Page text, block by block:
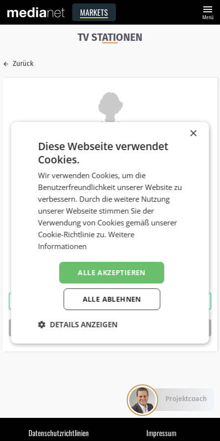
MARKETS menu
Menü
TV STATIONEN
Zurück
Name
Verkaufsteam IP Österreich
E-Mail
verkauf@ip.at
Funktion
Verkauf
Telefonnummer
Verkaufsteam IP Österreichkontaktieren
bizbook-Profil vonVerkaufsteam IP Österreich
Datenschutzrichtlinien Impressum
×
Diese Webseite verwendet
Cookies.
Wir verwenden Cookies, um die
Benutzerfreundlichkeit unserer Website zu
verbessern. Durch die weitere Nutzung
unserer Webseite stimmen Sie der
Verwendung von Cookies gemäß unserer
Cookie-Richtlinie zu.Weitere
Informationen
ALLE AKZEPTIEREN
ALLE ABLEHNEN
DETAILS ANZEIGEN
Projektcoach